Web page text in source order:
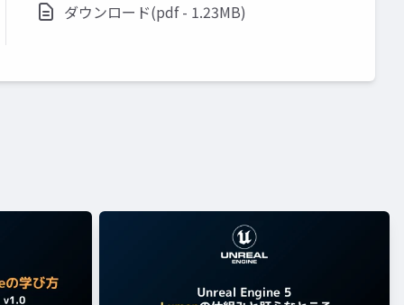
ダウンロード(pdf - 1.23MB)